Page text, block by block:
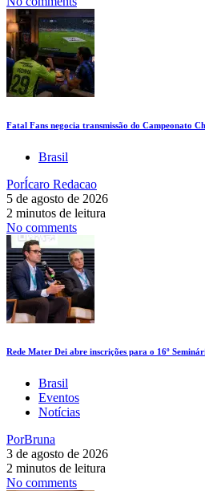
Fatal Fans negocia transmissão do Campeonato
Brasil
PorÍcaro Redacao
5 de agosto de 2026
2 minutos de leitura
No comments
Rede Mater Dei abre inscrições para o 16º
Brasil
Eventos
Notícias
PorBruna
3 de agosto de 2026
2 minutos de leitura
No comments